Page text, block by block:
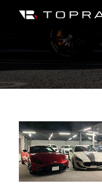
私たちについて
車を買う
アフターサービス
車を売る